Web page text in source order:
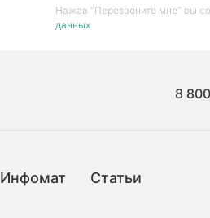
Нажав “Перезвоните мне” вы
данных
8
Инфомат Статьи